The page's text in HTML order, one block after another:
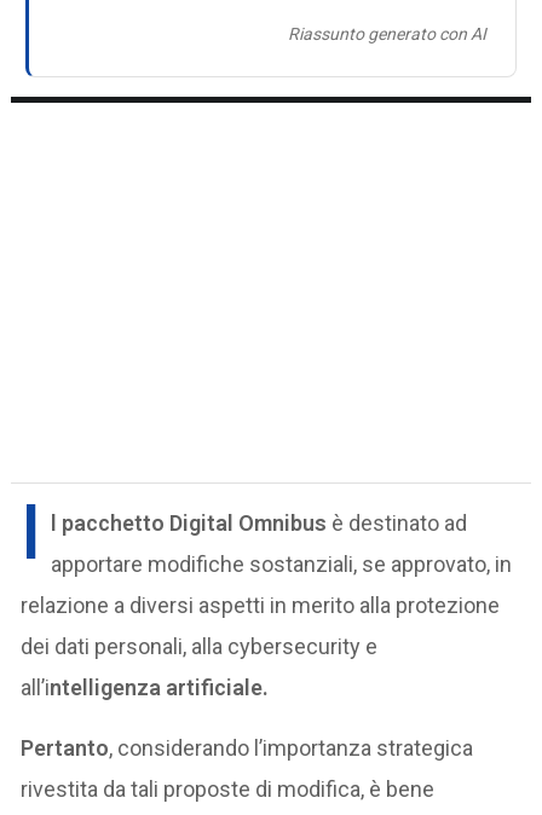
Riassunto generato con AI
I l pacchetto Digital Omnibus è destinato ad
apportare modifiche sostanziali, se approvato, in
relazione a diversi aspetti in merito alla protezione
dei dati personali, alla cybersecurity e
all’intelligenza artificiale.
Pertanto, considerando l’importanza strategica
rivestita da tali proposte di modifica, è bene